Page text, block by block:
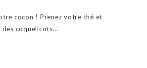
cocon ! Prenez votre thé et
des coquelicots…